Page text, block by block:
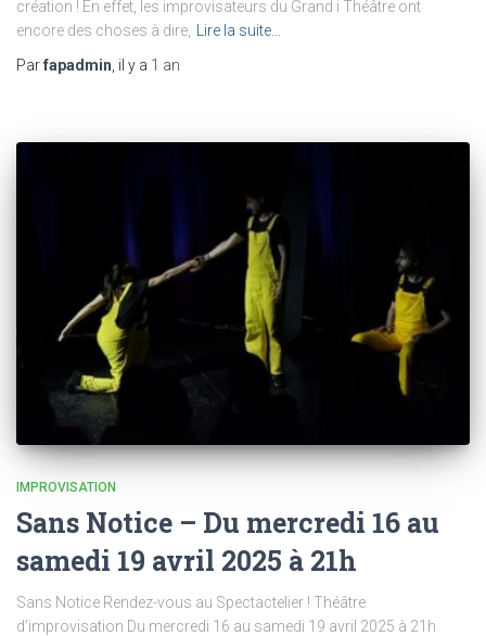
création ! En effet, les improvisateurs du Grand i Théâtre ont
encore des choses à dire, Lire la suite…
Parfapadmin, il y a 1 an
IMPROVISATION
Sans Notice – Du mercredi 16 au
samedi 19 avril 2025 à 21h
Sans Notice Rendez-vous au Spectactelier ! Théâtre
d’improvisation Du mercredi 16 au samedi 19 avril 2025 à 21h